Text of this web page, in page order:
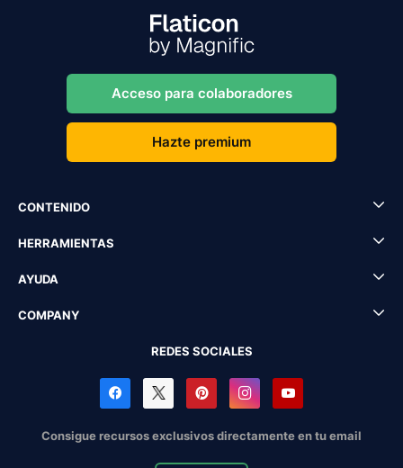
Acceso para colaboradores
Hazte premium
CONTENIDO
HERRAMIENTAS
AYUDA
COMPANY
REDES SOCIALES
Consigue recursos exclusivos directamente en tu email